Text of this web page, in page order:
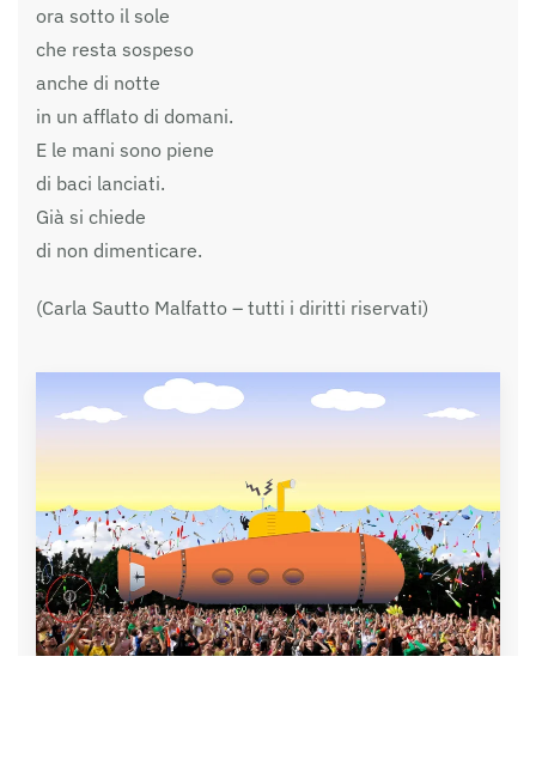
ora sotto il sole
che resta sospeso
anche di notte
in un afflato di domani.
E le mani sono piene
di baci lanciati.
Già si chiede
di non dimenticare.
(Carla Sautto Malfatto – tutti i diritti riservati)